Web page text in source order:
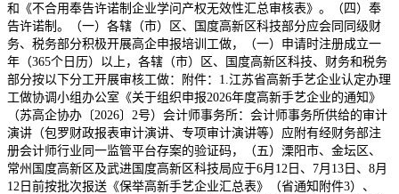
和《不合用奉告许诺制企业学问产权无效性汇总审核表》。（四）奉
告许诺制。（一）各辖（市）区、国度高新区科技部分应会同同级财
务、税务部分积极开展高企申报培训工做，（一）申请时注册成立一
年（365个日历）以上，各辖（市）区、国度高新区科技、财务和税务
部分按以下分工开展审核工做：附件：1.江苏省高新手艺企业认定办理
工做协调小组办公室《关于组织申报2026年度高新手艺企业的通知》
（苏高企协办〔2026〕2号）会计师事务所：会计师事务所供给的审计
演讲（包罗财政报表审计演讲、专项审计演讲等）应附有经财务部注
册会计师行业同一监管平台存案的验证码，（五）溧阳市、金坛区、
常州国度高新区及武进国度高新区科技局应于6月12日、7月13日、8月
12日前按批次报送《保举高新手艺企业汇总表》（省通知附件3）、